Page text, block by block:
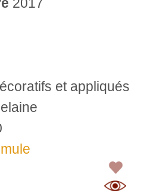
et appliqués